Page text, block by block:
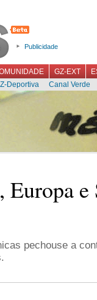
Publicidade
GZ-EXT
Deportiva Canal Verde
Europa
pechouse a